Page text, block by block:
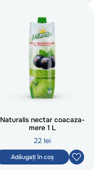
Naturalis nectar coacaza-
mere 1 L
22 lei
Adăugați în coș